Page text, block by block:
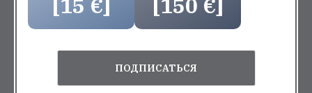
ПОДПИСАТЬСЯ